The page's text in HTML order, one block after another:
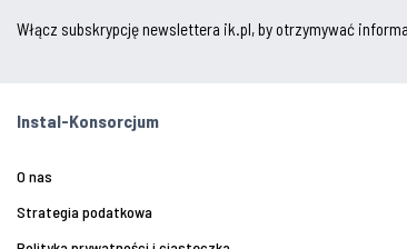
Włącz subskrypcję newslettera ik.pl, by otrzymywać
Instal-Konsorcjum
O nas
Strategia podatkowa